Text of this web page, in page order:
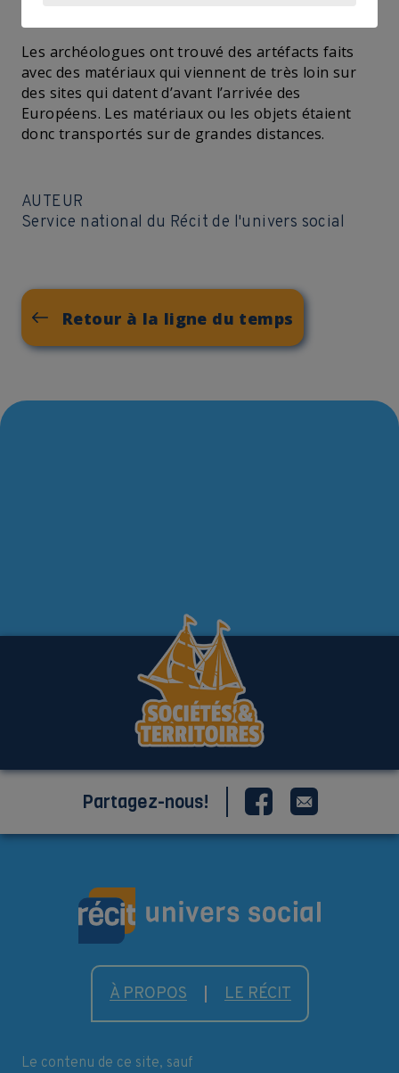
Les archéologues ont trouvé des artéfacts faits
avec des matériaux qui viennent de très loin sur
des sites qui datent d’avant l’arrivée des
Européens. Les matériaux ou les objets étaient
donc transportés sur de grandes distances.
AUTEUR
Service national du Récit de l'univers social
Retour à la ligne du temps
À PROPOS LE RÉCIT
Le contenu de ce site, sauf
Partagez-nous!